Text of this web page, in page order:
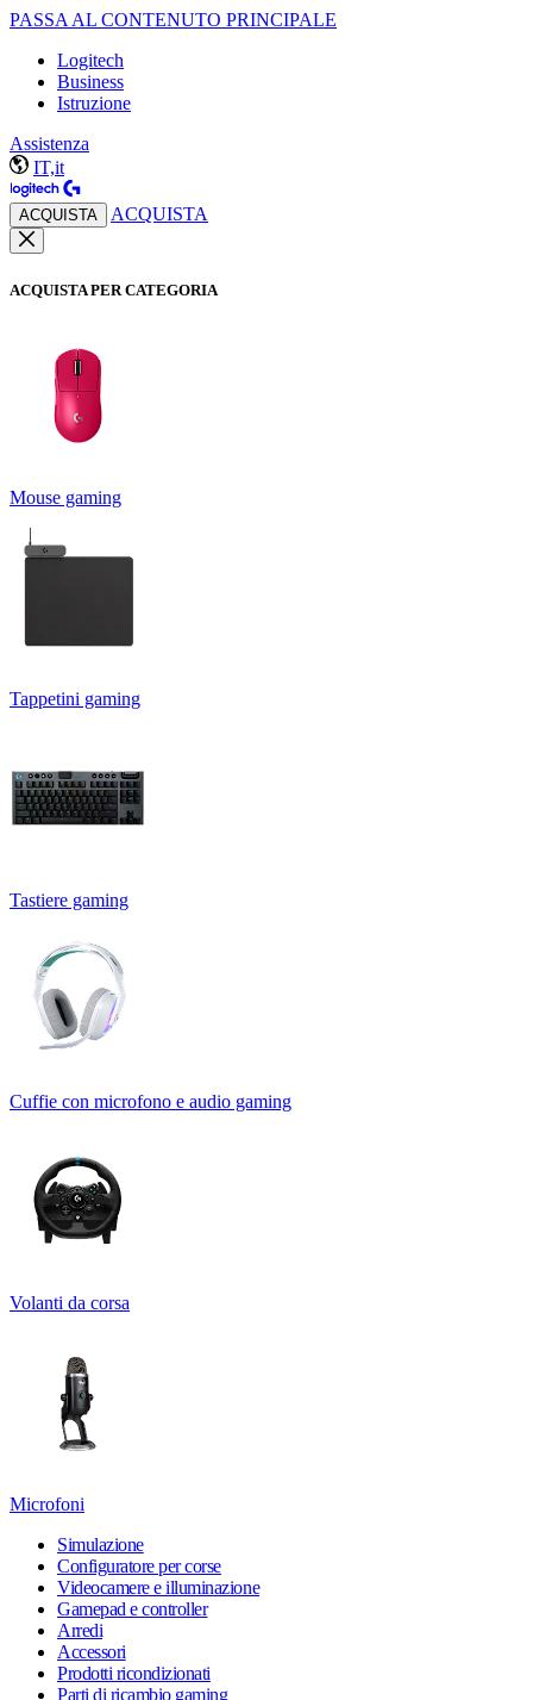
PASSA AL CONTENUTO PRINCIPALE
Logitech
Business
Istruzione
Assistenza
IT,it
ACQUISTA ACQUISTA
ACQUISTA PER CATEGORIA
Mouse gaming
Tappetini gaming
Tastiere gaming
Cuffie con microfono e audio gaming
Volanti da corsa
Microfoni
Simulazione
Configuratore per corse
Videocamere e illuminazione
Gamepad e controller
Arredi
Accessori
Prodotti ricondizionati
Parti di ricambio gaming